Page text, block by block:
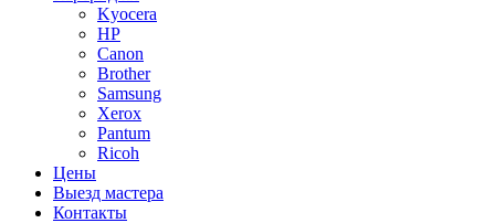
Kyocera
HP
Canon
Brother
Samsung
Xerox
Pantum
Ricoh
Цены
Выезд мастера
Контакты